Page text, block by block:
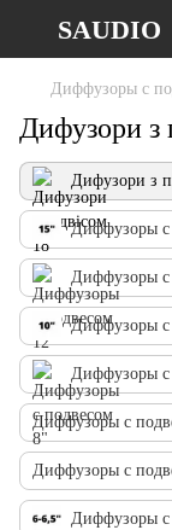
SAUDIO
Диффузоры с
Дифузори з
Дифузори з
Диффузоры с
Диффузоры с
Диффузоры с
Диффузоры с
Диффузоры с
Диффузоры с
Диффузоры с